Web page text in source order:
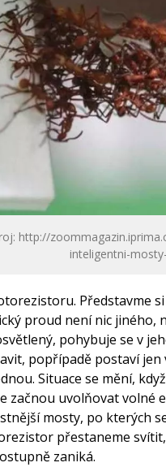
http://
inteligentni-
Představme
proud není nic jiného,
pohybuje se v
popřípadě postaví
Situace se mění,
začnou uvolňovat volné
mosty, po kterých
přestaneme
zaniká.